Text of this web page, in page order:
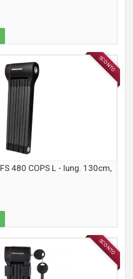
SCONTO
ACCESSORI
480 COPS L - lung. 130cm,
SCONTO
ACCESSORI